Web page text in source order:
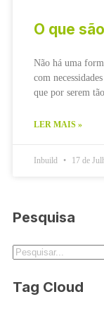
O que
Não há uma
com
que por serem
LER MAIS »
Inbuild 17 de
Pesquisa
Tag Cloud